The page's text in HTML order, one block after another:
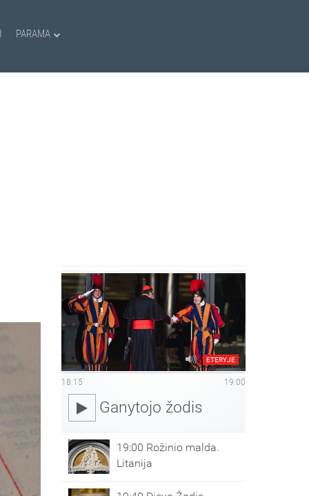
PARAMA
ETERYJE
18:15 19:00
Ganytojo žodis
19:00 Rožinio malda.
Litanija